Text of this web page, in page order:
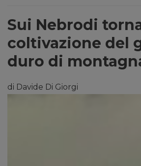
Sui Nebrodi
coltivazione del
duro di
di Davide Di Giorgi